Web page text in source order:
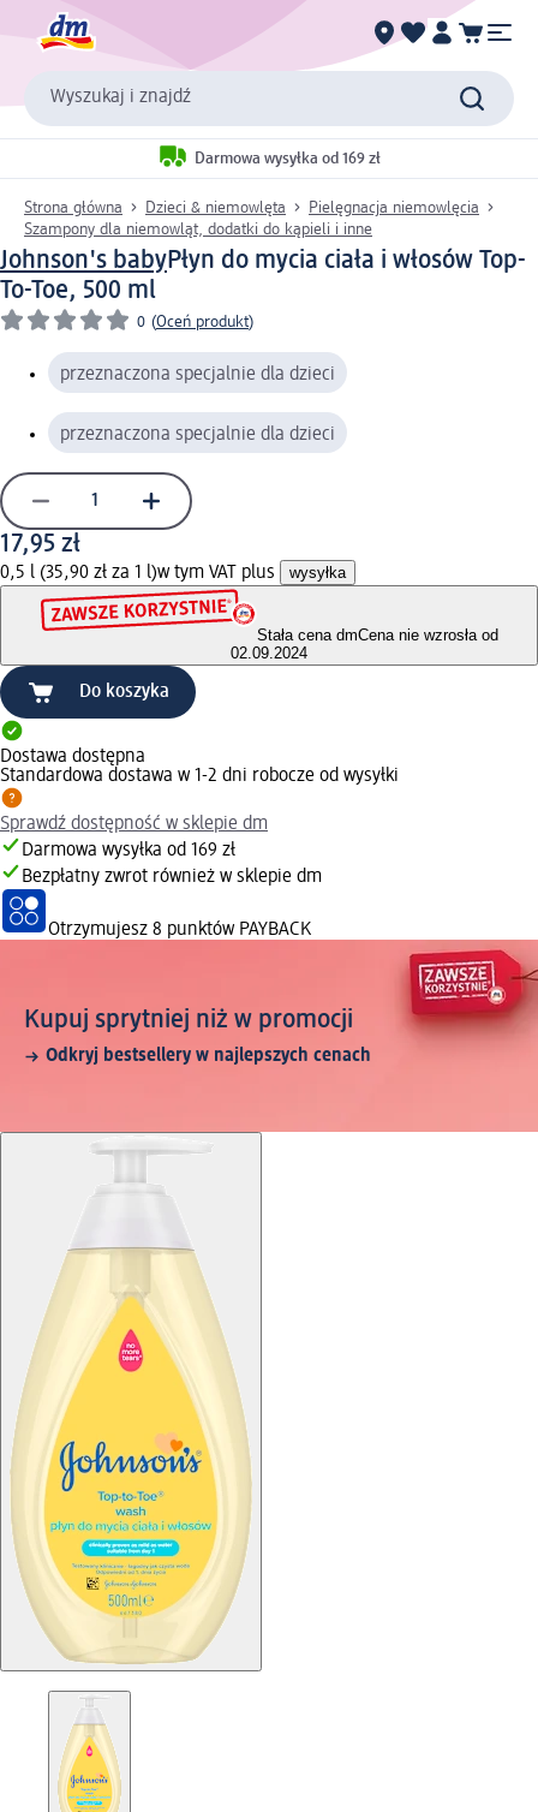
Wyszukaj i znajdź
Darmowa wysyłka od 169 zł
Strona główna Dzieci & niemowlęta
Pielęgnacja niemowlęcia
Szampony dla niemowląt, dodatki do kąpieli i inne
Johnson's babyPłyn do mycia ciała i włosów Top-
To-Toe, 500 ml
0 (Oceń produkt)
przeznaczona specjalnie dla dzieci
przeznaczona specjalnie dla dzieci
17,95 zł
0,5 l (35,90 zł za 1 l)w tym VAT plus wysyłka
Stała cena dmCena nie wzrosła od
02.09.2024
Do koszyka
Dostawa dostępna
Standardowa dostawa w 1-2 dni robocze od wysyłki
Sprawdź dostępność w sklepie dm
Darmowa wysyłka od 169 zł
Bezpłatny zwrot również w sklepie dm
Otrzymujesz 8 punktów PAYBACK
Kupuj sprytniej niż w promocji
Odkryj bestsellery w najlepszych cenach